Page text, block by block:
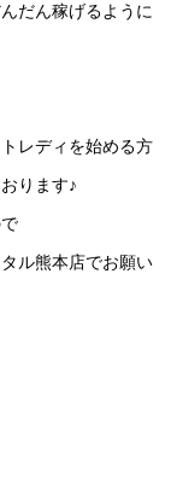
だん稼げるように
レディを始める方
ります♪
ル熊本店でお願い